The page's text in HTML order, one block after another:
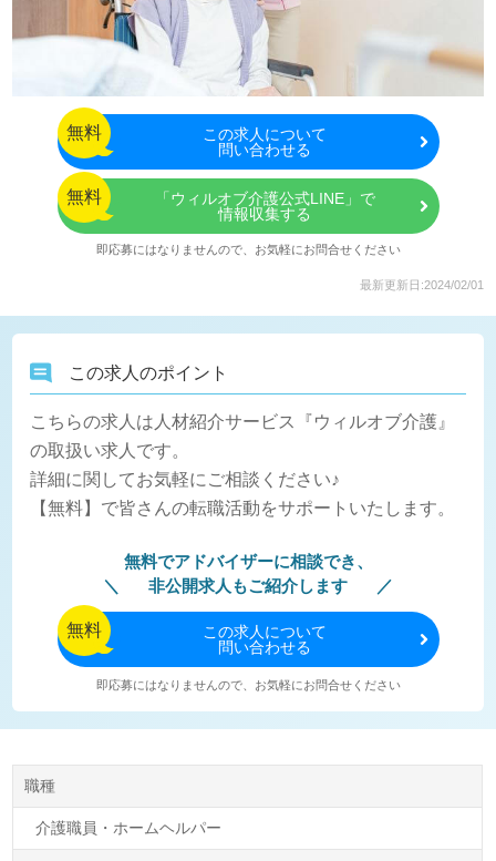
無料 この求人について
問い合わせる
無料
「ウィルオブ介護公式LINE」で
情報収集する
即応募にはなりませんので、お気軽にお問合せください
最新更新日:2024/02/01
この求人のポイント
こちらの求人は人材紹介サービス『ウィルオブ介護』
の取扱い求人です。
詳細に関してお気軽にご相談ください♪
【無料】で皆さんの転職活動をサポートいたします。
無料でアドバイザーに相談でき、
非公開求人もご紹介します
無料 この求人について
問い合わせる
即応募にはなりませんので、お気軽にお問合せください
職種
介護職員・ホームヘルパー